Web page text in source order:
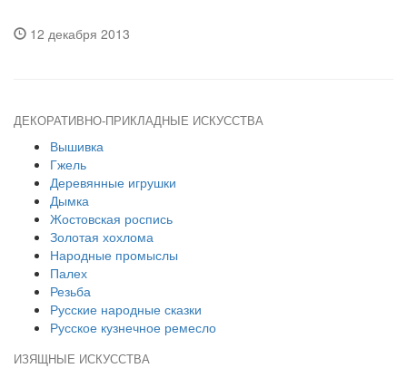
12 декабря 2013
ДЕКОРАТИВНО-ПРИКЛАДНЫЕ ИСКУССТВА
Вышивка
Гжель
Деревянные игрушки
Дымка
Жостовская роспись
Золотая хохлома
Народные промыслы
Палех
Резьба
Русские народные сказки
Русское кузнечное ремесло
ИЗЯЩНЫЕ ИСКУССТВА